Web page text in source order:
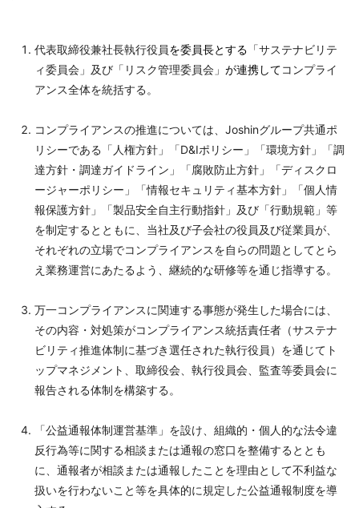
代表取締役兼社長執行役員を委員長とする 「サステナビリテ
ィ委員会」及び「リスク管理委員会」 が連携してコンプライ
アンス全体を統括する。
コンプライアンスの推進については、Joshinグループ共通ポ
リシーである「人権方針」「D&Iポリシー」「環境方針」「調
達方針・調達ガイドライン」「腐敗防止方針」「ディスクロ
ージャーポリシー」「情報セキュリティ基本方針」「個人情
報保護方針」「製品安全自主行動指針」及び「行動規範」等
を制定するとともに、当社及び子会社の役員及び従業員が、
それぞれの立場でコンプライアンスを自らの問題としてとら
え業務運営にあたるよう、継続的な研修等を通じ指導する。
万一コンプライアンスに関連する事態が発生した場合には、
その内容・対処策がコンプライアンス統括責任者（サステナ
ビリティ推進体制に基づき選任された執行役員）を通じてト
ップマネジメント、取締役会、執行役員会、監査等委員会に
報告される体制を構築する。
「公益通報体制運営基準」を設け、組織的・個人的な法令違
反行為等に関する相談または通報の窓口を整備するととも
に、通報者が相談または通報したことを理由として不利益な
扱いを行わないこと等を具体的に規定した公益通報制度を導